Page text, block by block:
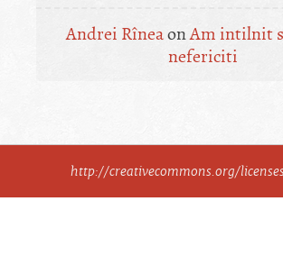
Andrei RîneaonAm intilnit
nefericiti
http://creativecommons.org/